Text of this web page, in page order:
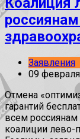
Заявления
09
Отмена
гарантий
всем россиянам
коалиции лево-